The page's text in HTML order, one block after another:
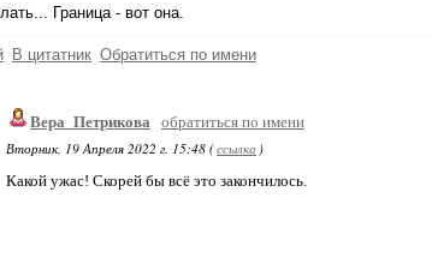
Граница - вот она.
В цитатник Обратиться по имени
Вера_Петрикова
обратиться по имени
Вторник, 19 Апреля 2022 г. 15:48 (ссылка )
Какой ужас! Скорей бы всё это закончилось.